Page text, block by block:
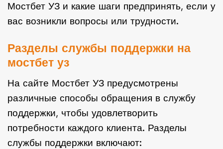
Мостбет УЗ и какие шаги предпринять, если у
вас возникли вопросы или трудности.
Разделы службы поддержки на
мостбет уз
На сайте Мостбет УЗ предусмотрены
различные способы обращения в службу
поддержки, чтобы удовлетворить
потребности каждого клиента. Разделы
службы поддержки включают: